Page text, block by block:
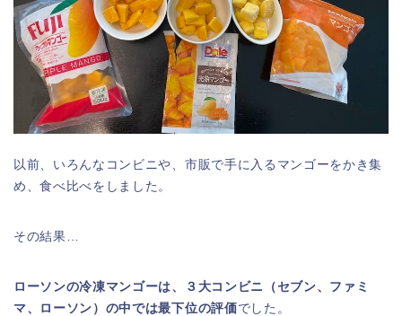
以前、いろんなコンビニや、市販で手に入るマンゴーをかき集
め、食べ比べをしました。
その結果…
ローソンの冷凍マンゴーは、３大コンビニ（セブン、ファミ
マ、ローソン）の中では最下位の評価でした。